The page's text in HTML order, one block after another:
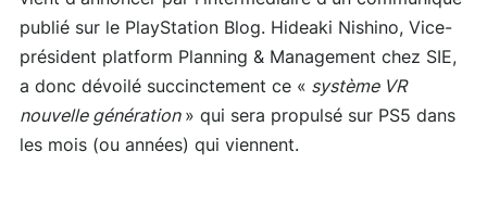
publié sur le PlayStation Blog. Hideaki Nishino, Vice-
président platform Planning & Management chez SIE,
a donc dévoilé succinctement ce « système VR
nouvelle génération » qui sera propulsé sur PS5 dans
les mois (ou années) qui viennent.